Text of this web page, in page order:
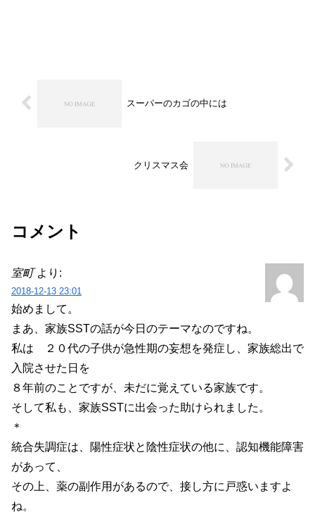
スーパーのカゴの中には
クリスマス会
コメント
室町 より:
2018-12-13 23:01
始めまして。
まあ、家族SSTの話が今日のテーマなのですね。
私は ２０代の子供が急性期の妄想を発症し、家族総出で
入院させた日を
８年前のことですが、未だに覚えている家族です。
そして私も、家族SSTに出会った助けられました。
＊
統合失調症は、陽性症状と陰性症状の他に、認知機能障害
があって、
その上、薬の副作用があるので、接し方に戸惑いますよ
ね。